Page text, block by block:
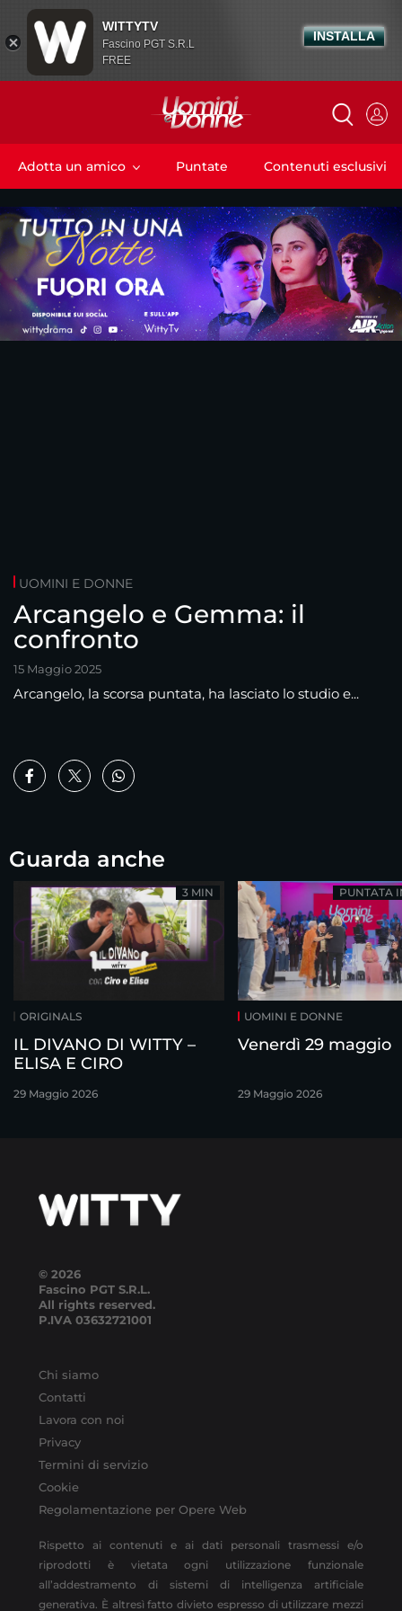
Adotta un amico Puntate Contenuti esclusivi
UOMINI E DONNE
Arcangelo e Gemma: il
confronto
15 Maggio 2025
Arcangelo, la scorsa puntata, ha lasciato lo studio e...
Guarda anche
ORIGINALS
IL DIVANO DI WITTY –
ELISA E CIRO
29 Maggio 2026
3 MIN
UOMINI E DONNE
Venerdì 29 maggio
29 Maggio 2026
PUNTATA
© 2026
Fascino PGT S.R.L.
All rights reserved.
P.IVA 03632721001
Chi siamo
Contatti
Lavora con noi
Privacy
Termini di servizio
Cookie
Regolamentazione per Opere Web
Rispetto ai contenuti e ai dati personali trasmessi e/o
riprodotti è vietata ogni utilizzazione funzionale
all’addestramento di sistemi di intelligenza artificiale
generativa. È altresì fatto divieto espresso di utilizzare mezzi
WITTYTV
Fascino PGT S.R.L
FREE
INSTALLA